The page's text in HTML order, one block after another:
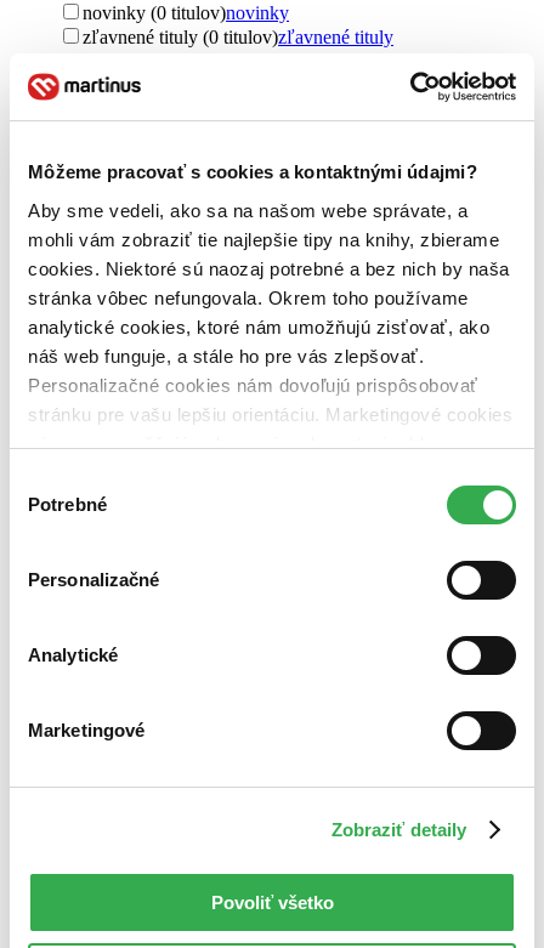
Môžeme pracovať s cookies a kontaktnými údajmi?
Aby sme vedeli, ako sa na našom webe správate, a
mohli vám zobraziť tie najlepšie tipy na knihy, zbierame
cookies. Niektoré sú naozaj potrebné a bez nich by naša
stránka vôbec nefungovala. Okrem toho používame
analytické cookies, ktoré nám umožňujú zisťovať, ako
náš web funguje, a stále ho pre vás zlepšovať.
Personalizačné cookies nám dovoľujú prispôsobovať
stránku pre vašu lepšiu orientáciu. Marketingové cookies
nám zas umožňujú zobrazenie relevantnej reklamy.
nám pomohlo, keby sme mohli používať všetky tieto
súhlasu
Potrebné
Personalizačné
Analytické
Marketingové
Zobraziť detaily
Povoliť všetko
novinky (0 titulov)novinky
zľavnené tituly (0 titulov)zľavnené tituly
Dostupnosť
na centrálnom sklade
dostupná (bez vypredaných) (0 titulov)dostupná (bez
vypredaných)
Nové / čítané
nová (0 titulov)nová
čítaná (0 titulov)čítaná
čítaná - výborný stav (0 titulov)
čítaná - výborný stav
čítaná - mierne opotrebovaná (0 titulov)
čítaná - mierne
opotrebovaná
čítané verzie vypredaných kníh (0 titulov)čítané verzie
vypredaných kníh
Zúžiť výber
Zoradiť
Top hodnotené
Novinky
Najvyššia zľava
Použité filtre
Skúste prosím zmeniť vyhľadávaný výraz.